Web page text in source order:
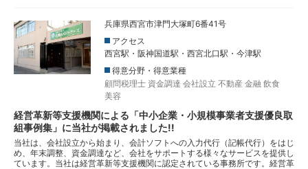
兵庫県西宮市津門大塚町6番41号
アクセス
西宮駅・阪神国道駅・西宮北口駅・今津駅
得意分野・得意業種
顧問税理士 資金調達 会社設立 不動産 金融 飲食
美容
経営革新等支援機関による「中小企業・小規模事業者支援優良取
組事例集」に当社が掲載されました!!
当社は、会社設立から始まり、会計ソフトへの入力代行（記帳代行）をはじ
め、年末調整、資金調達など、会社をサポートする様々なサービスを提供し
ています。当社は経営革新等支援機関に認定されている事務所です。経営革